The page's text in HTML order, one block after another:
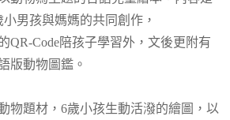
男孩與媽媽的共同創作，
QR-Code陪孩子學習外，文後更附有
版動物圖鑑。
物題材，6歲小孩生動活潑的繪圖，以